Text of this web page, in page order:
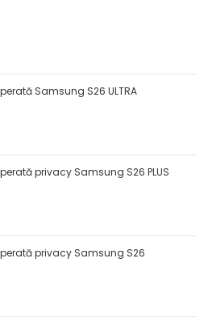
Samsung S26 ULTRA
privacy Samsung S26 PLUS
privacy Samsung S26